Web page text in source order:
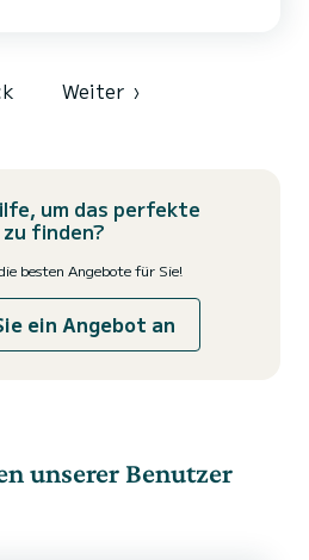
FÜR DIE NAVIGATION. -
Weiter ›
um das perfekte
finden?
besten Angebote für Sie!
ein Angebot an
unserer Benutzer